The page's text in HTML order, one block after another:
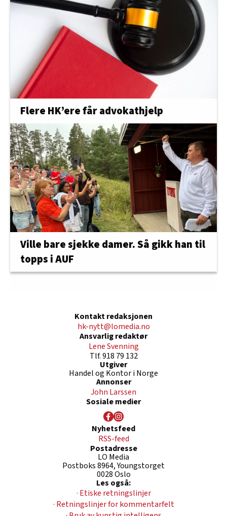
Flere HK’ere får advokathjelp
Ville bare sjekke damer. Så gikk han til
topps i AUF
Kontakt redaksjonen
hk-nytt@lomedia.no
Ansvarlig redaktør
Lene Svenning
Tlf. 918 79 132
Utgiver
Handel og Kontor i Norge
Annonser
John Larssen
Sosiale medier
Nyhetsfeed
RSS-feed
Postadresse
LO Media
Postboks 8964, Youngstorget
0028 Oslo
Les også:
· Etiske retningslinjer
· Retningslinjer for kommentarfelt